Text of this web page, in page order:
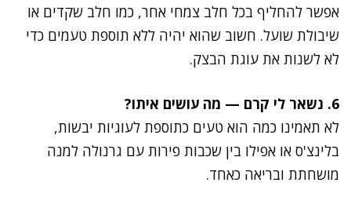
אפשר להחליף בכל חלב צמחי אחר, כמו חלב שקדים או
שיבולת שועל. חשוב שהוא יהיה ללא תוספת טעמים כדי
לא לשנות את עוגת הבצק.
6. נשאר לי קרם — מה עושים איתו?
לא תאמינו כמה הוא טעים כתוספת לעוגיות יבשות,
בלינצ'ס או אפילו בין שכבות פירות עם גרנולה למנה
מושחתת ובריאה כאחד.